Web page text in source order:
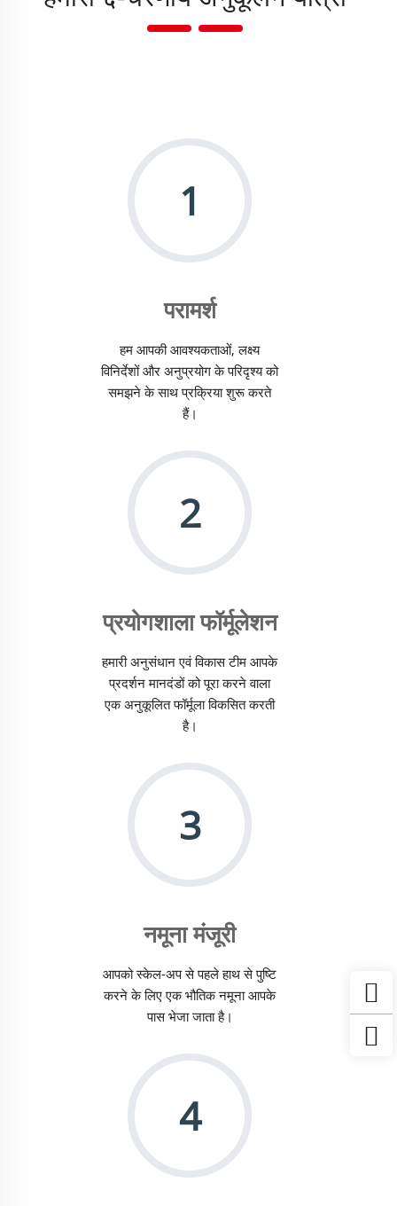
1
परामर्श
हम आपकी आवश्यकताओं, लक्ष्य
विनिर्देशों और अनुप्रयोग के परिदृश्य को
समझने के साथ प्रक्रिया शुरू करते
हैं।
2
प्रयोगशाला फॉर्मूलेशन
हमारी अनुसंधान एवं विकास टीम आपके
प्रदर्शन मानदंडों को पूरा करने वाला
एक अनुकूलित फॉर्मूला विकसित करती
है।
3
नमूना मंजूरी
आपको स्केल-अप से पहले हाथ से पुष्टि
करने के लिए एक भौतिक नमूना आपके
पास भेजा जाता है।
4